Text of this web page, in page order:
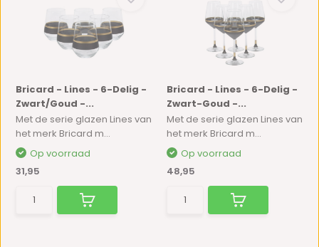
Bricard - Lines - 6-Delig -
Zwart/Goud -...
Met de serie glazen Lines van
het merk Bricard m...
Op voorraad
31,95
Bricard - Lines - 6-Delig -
Zwart-Goud -...
Met de serie glazen Lines van
het merk Bricard m...
Op voorraad
48,95